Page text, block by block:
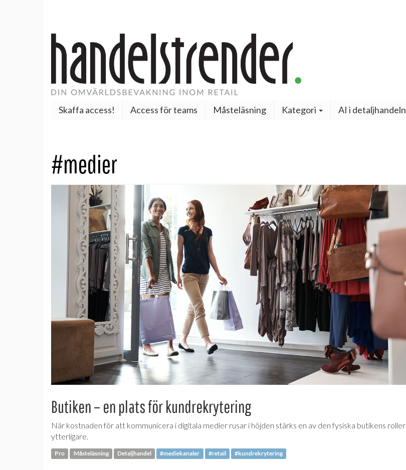
Skaffa access! Access för teams Måsteläsning Kategori AI i detaljhandeln
#medier
Butiken – en plats för kundrekrytering
När kostnaden för att kommunicera i digitala medier rusar i höjden stärks en av den fysiska butikens roller
ytterligare.
Pro Måsteläsning Detaljhandel #mediekanaler #retail #kundrekrytering